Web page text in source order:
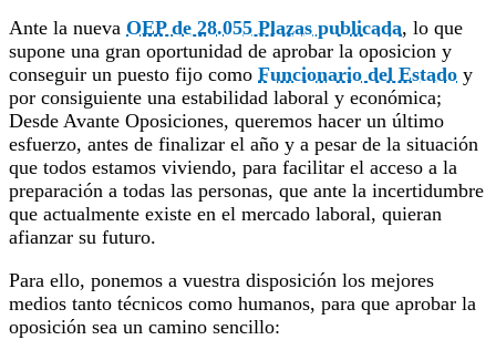
Ante la nueva OEP de 28.055 Plazas publicada, lo que
supone una gran oportunidad de aprobar la oposicion y
conseguir un puesto fijo como Funcionario del Estado y
por consiguiente una estabilidad laboral y económica;
Desde Avante Oposiciones, queremos hacer un último
esfuerzo, antes de finalizar el año y a pesar de la situación
que todos estamos viviendo, para facilitar el acceso a la
preparación a todas las personas, que ante la incertidumbre
que actualmente existe en el mercado laboral, quieran
afianzar su futuro.
Para ello, ponemos a vuestra disposición los mejores
medios tanto técnicos como humanos, para que aprobar la
oposición sea un camino sencillo: